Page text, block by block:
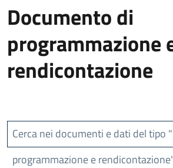
Documento di
programmazione
rendicontazione
Cerca nei documenti e dati del tipo
programmazione e